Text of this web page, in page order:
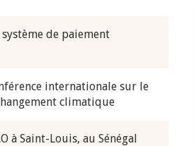
de paiement
internationale sur le
climatique
à Saint-Louis, au Sénégal
2026
Monétaire de la BCEAO du 10
2026, prononcée par son Président